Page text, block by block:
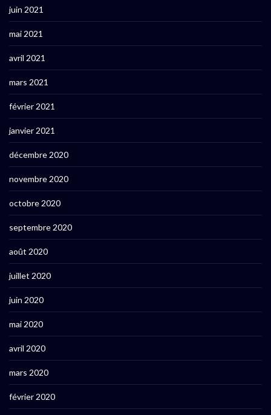
juin 2021
mai 2021
avril 2021
mars 2021
février 2021
janvier 2021
décembre 2020
novembre 2020
octobre 2020
septembre 2020
août 2020
juillet 2020
juin 2020
mai 2020
avril 2020
mars 2020
février 2020